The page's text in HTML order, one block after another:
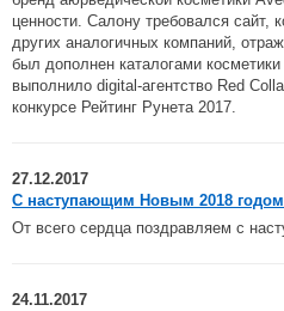
ценности. Салону требовался сайт,
других аналогичных компаний,
был дополнен каталогами
выполнило digital-агентство Red
конкурсе Рейтинг Рунета 2017.
27.12.2017
C наступающим Новым 2018
От всего сердца поздравляем с
24.11.2017